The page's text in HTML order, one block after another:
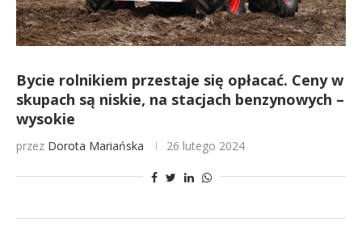
Bycie rolnikiem przestaje się opłacać. Ceny w
skupach są niskie, na stacjach benzynowych –
wysokie
przez Dorota Mariańska 26 lutego 2024